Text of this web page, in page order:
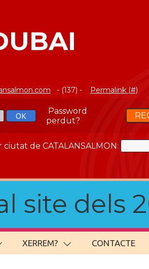
- (137) - Permalink (#)
Password
perdut?
ciutat de CATALANSALMON:
site dels
XERREM? CONTACTE